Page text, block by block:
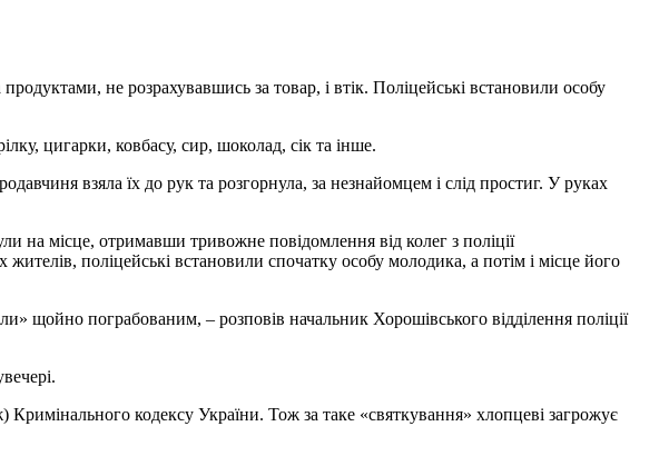
не розрахувавшись за товар, і втік. Поліцейські встановили особу
цигарки, ковбасу, сир, шоколад, сік та інше.
взяла їх до рук та розгорнула, за незнайомцем і слід простиг. У руках
на місце, отримавши тривожне повідомлення від колег з поліції
поліцейські встановили спочатку особу молодика, а потім і місце його
щойно пограбованим, – розповів начальник Хорошівського відділення поліції
кодексу України. Тож за таке «святкування» хлопцеві загрожує